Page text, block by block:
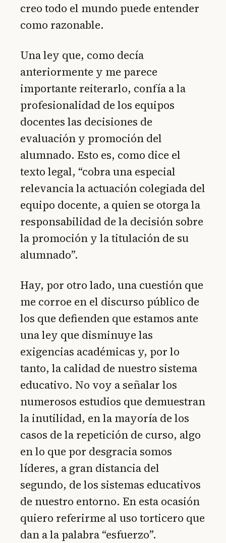
creo todo el mundo puede entender
como razonable.
Una ley que, como decía
anteriormente y me parece
importante reiterarlo, confía a la
profesionalidad de los equipos
docentes las decisiones de
evaluación y promoción del
alumnado. Esto es, como dice el
texto legal, “cobra una especial
relevancia la actuación colegiada del
equipo docente, a quien se otorga la
responsabilidad de la decisión sobre
la promoción y la titulación de su
alumnado”.
Hay, por otro lado, una cuestión que
me corroe en el discurso público de
los que defienden que estamos ante
una ley que disminuye las
exigencias académicas y, por lo
tanto, la calidad de nuestro sistema
educativo. No voy a señalar los
numerosos estudios que demuestran
la inutilidad, en la mayoría de los
casos de la repetición de curso, algo
en lo que por desgracia somos
líderes, a gran distancia del
segundo, de los sistemas educativos
de nuestro entorno. En esta ocasión
quiero referirme al uso torticero que
dan a la palabra “esfuerzo”.